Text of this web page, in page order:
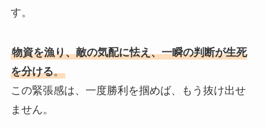
す。
物資を漁り、敵の気配に怯え、一瞬の判断が生死
を分ける。
この緊張感は、一度勝利を掴めば、もう抜け出せ
ません。